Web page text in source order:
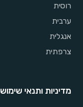
רוסית
ערבית
אנגלית
צרפתית
מדיניות ותנאי שימוש